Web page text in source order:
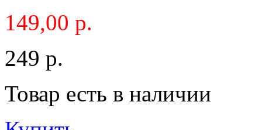
149,00 р.
249 р.
Товар есть в наличии